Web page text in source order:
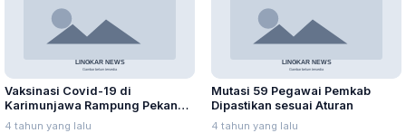
Vaksinasi Covid-19 di
Karimunjawa Rampung Pekan
Kedua September 2021
4 tahun yang lalu
Mutasi 59 Pegawai Pemkab
Dipastikan sesuai Aturan
4 tahun yang lalu